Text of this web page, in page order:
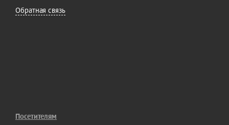
Обратная связь
Посетителям